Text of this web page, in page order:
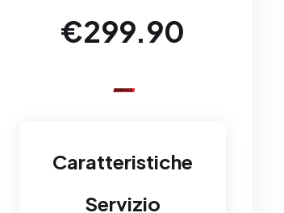
€299.90
Caratteristiche
Servizio